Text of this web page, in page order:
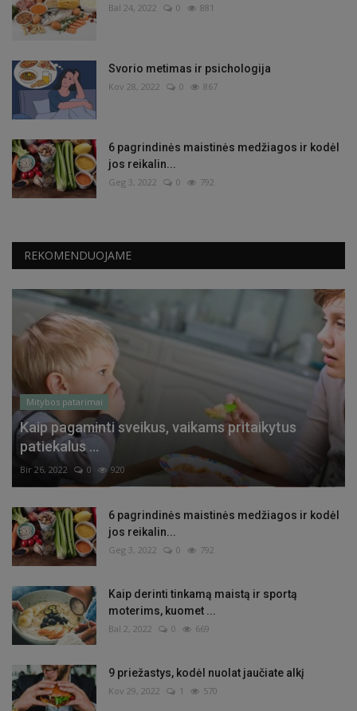
Bal 24, 2022 0 881
Svorio metimas ir psichologija
Kov 28, 2022 0 867
6 pagrindinės maistinės medžiagos ir kodėl
jos reikalin...
Geg 3, 2022 0 792
REKOMENDUOJAME
Mitybos patarimai
Kaip pagaminti sveikus, vaikams pritaikytus
patiekalus ...
Bir 26, 2022 0 920
6 pagrindinės maistinės medžiagos ir kodėl
jos reikalin...
Geg 3, 2022 0 792
Kaip derinti tinkamą maistą ir sportą
moterims, kuomet ...
Bal 2, 2022 0 669
9 priežastys, kodėl nuolat jaučiate alkį
Kov 29, 2022 1 570